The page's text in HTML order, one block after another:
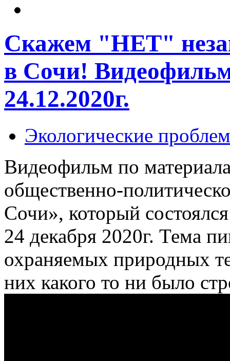
Скажем "НЕТ"
в Сочи!
24.12.2020г.
Экологические
Видеофильм по
общественно-
Сочи», который
24 декабря 2020г. Тема
охраняемых природных
них какого то ни было